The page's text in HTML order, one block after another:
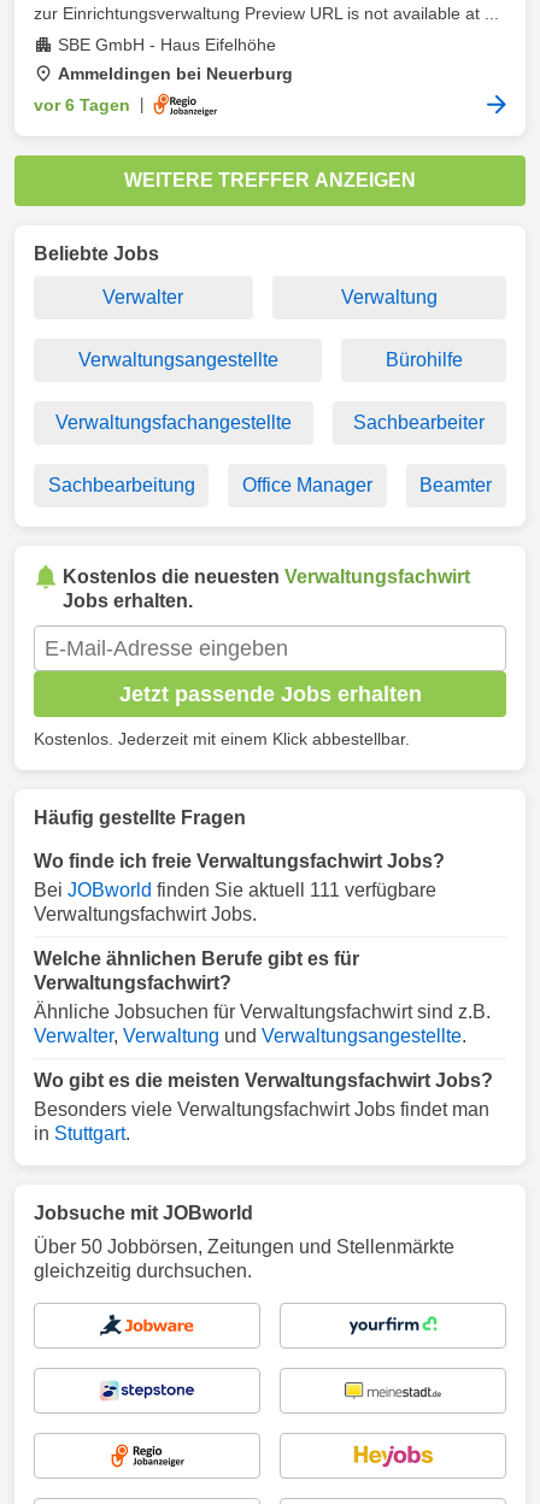
zur Einrichtungsverwaltung Preview URL is not available at ...
SBE GmbH - Haus Eifelhöhe
Ammeldingen bei Neuerburg
vor 6 Tagen
WEITERE TREFFER ANZEIGEN
Beliebte Jobs
Verwalter Verwaltung
Verwaltungsangestellte Bürohilfe
Verwaltungsfachangestellte Sachbearbeiter
Sachbearbeitung Office Manager Beamter
Kostenlos die neuesten Verwaltungsfachwirt
Jobs erhalten.
Jetzt passende Jobs erhalten
Kostenlos. Jederzeit mit einem Klick abbestellbar.
Häufig gestellte Fragen
Wo finde ich freie Verwaltungsfachwirt Jobs?
Bei JOBworld finden Sie aktuell 111 verfügbare
Verwaltungsfachwirt Jobs.
Welche ähnlichen Berufe gibt es für
Verwaltungsfachwirt?
Ähnliche Jobsuchen für Verwaltungsfachwirt sind z.B.
Verwalter, Verwaltung und Verwaltungsangestellte.
Wo gibt es die meisten Verwaltungsfachwirt Jobs?
Besonders viele Verwaltungsfachwirt Jobs findet man
in Stuttgart.
Jobsuche mit JOBworld
Über 50 Jobbörsen, Zeitungen und Stellenmärkte
gleichzeitig durchsuchen.